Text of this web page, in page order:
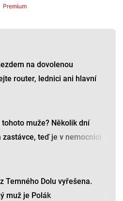
Premium
na dovolenou
router, lednici ani hlavní
tohoto muže? Několik dní
zastávce, teď je v nemocnici
Temného Dolu vyřešena.
muž je Polák